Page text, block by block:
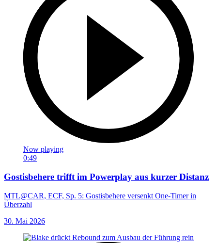
Now playing
0:49
Gostisbehere trifft im Powerplay aus kurzer Distanz
MTL@CAR, ECF, Sp. 5: Gostisbehere versenkt One-Timer in
Überzahl
30. Mai 2026